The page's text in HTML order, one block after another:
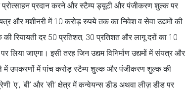
प्रोत्साहन प्रदान करने और स्टैम्प ड्यूटी और पंजीकरण शुल्क पर
और मशीनरी में 10 करोड़ रुपये तक का निवेश व सेवा उद्यमों की
रियायती दर 50 प्रतिशत, 30 प्रतिशत और लागू दरों का 10
लिया जाएगा। इसी तरह जिन उद्यम विनिर्माण उद्यमों में संयत्र और
में उपकरणों में पांच करोड़ स्टैम्प शुल्क और पंजीकरण शुल्क की
‘बी’ और ‘सी’ क्षेत्र में कन्वेयन्स डीड अथवा लीज़ डीड पर